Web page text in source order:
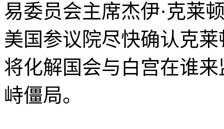
易委员会主席杰伊·克莱
美国参议院尽快确认克
将化解国会与白宫在谁
峙僵局。